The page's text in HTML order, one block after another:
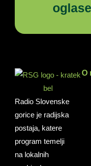
Radio Slovenske
gorice je radijska
postaja, katere
program temelji
na lokalnih
O